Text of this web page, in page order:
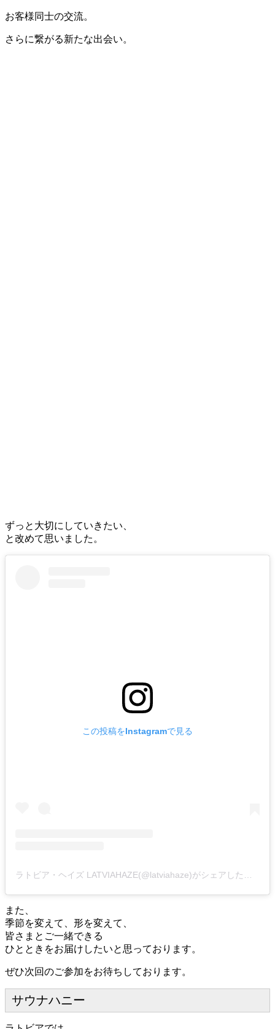
お客様同士の交流。
さらに繋がる新たな出会い。
ずっと大切にしていきたい、
と改めて思いました。
この投稿をInstagramで見る
ラトビア・ヘイズ LATVIAHAZE(@latviahaze)がシェアした投稿
また、
季節を変えて、形を変えて、
皆さまとご一緒できる
ひとときをお届けしたいと思っております。
ぜひ次回のご参加をお待ちしております。
サウナハニー